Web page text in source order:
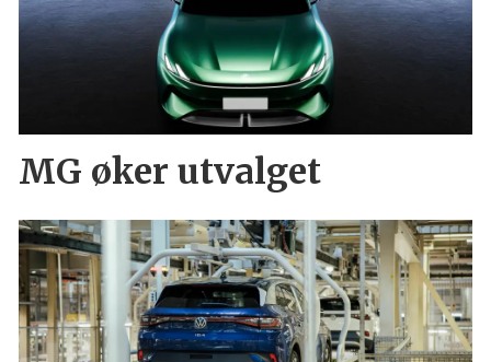
MG øker utvalget